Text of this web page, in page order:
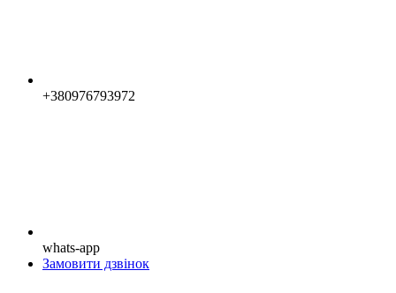
+380976793972
whats-app
Замовити дзвінок